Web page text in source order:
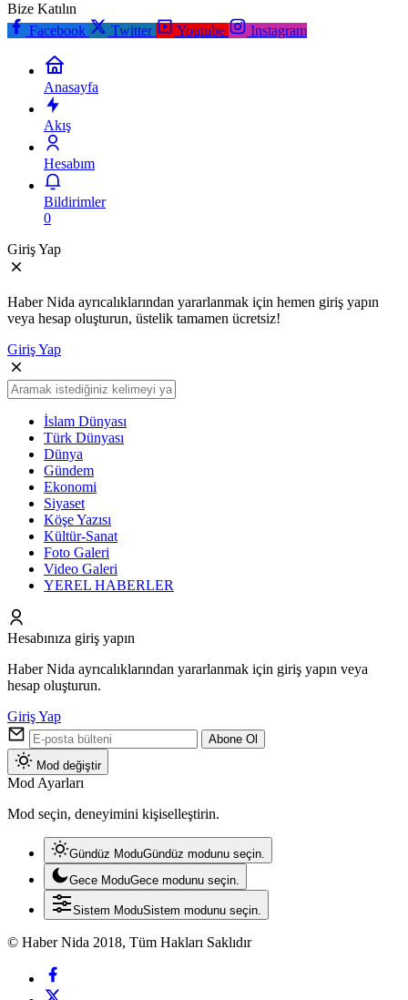
Bize Katılın
Facebook
Twitter Youtube Instagram
Anasayfa
Akış
Hesabım
Bildirimler
0
Giriş Yap
Haber Nida ayrıcalıklarından yararlanmak için hemen giriş yapın
veya hesap oluşturun, üstelik tamamen ücretsiz!
Giriş Yap
İslam Dünyası
Türk Dünyası
Dünya
Gündem
Ekonomi
Siyaset
Köşe Yazısı
Kültür-Sanat
Foto Galeri
Video Galeri
YEREL HABERLER
Hesabınıza giriş yapın
Haber Nida ayrıcalıklarından yararlanmak için giriş yapın veya
hesap oluşturun.
Giriş Yap
Abone Ol
Mod değiştir
Mod Ayarları
Mod seçin, deneyimini kişiselleştirin.
Gündüz ModuGündüz modunu seçin.
Gece ModuGece modunu seçin.
Sistem ModuSistem modunu seçin.
© Haber Nida 2018, Tüm Hakları Saklıdır